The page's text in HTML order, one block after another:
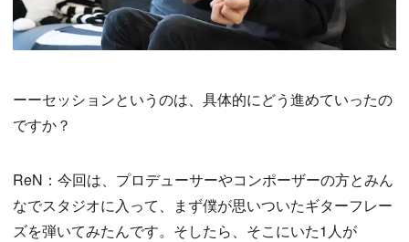
ーーセッションというのは、具体的にどう進めていったの
ですか？
ReN：今回は、プロデューサーやコンポーザーの方とみん
なでスタジオに入って、まず僕が思いついたギターフレー
ズを弾いてみたんです。そしたら、そこにいた1人が